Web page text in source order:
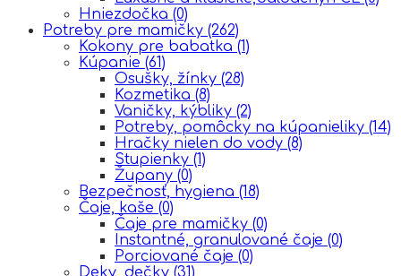
Hniezdočka (0)
Potreby pre mamičky (262)
Kokony pre babatka (1)
Kúpanie (61)
Osušky, žínky (28)
Kozmetika (8)
Vaničky, kýbliky (2)
Potreby, pomôcky na kúpanieliky (14)
Hračky nielen do vody (8)
Stupienky (1)
Župany (0)
Bezpečnosť, hygiena (18)
Čaje, kaše (0)
Čaje pre mamičky (0)
Instantné, granulované čaje (0)
Porciované čaje (0)
Deky, dečky (31)